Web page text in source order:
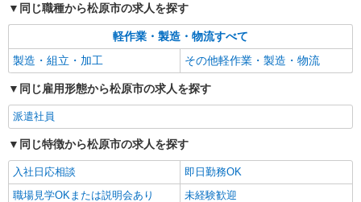
同じ職種から松原市の求人を探す
軽作業・製造・物流すべて
製造・組立・加工
その他軽作業・製造・物流
同じ雇用形態から松原市の求人を探す
派遣社員
同じ特徴から松原市の求人を探す
入社日応相談
即日勤務OK
職場見学OKまたは説明会あり
未経験歓迎